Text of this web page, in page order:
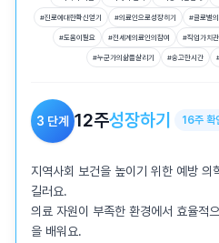
#진로에대한확신얻기 #의료인으로성장히기 #글로벌
#도움이필요 #전세계의료인의참여 #직업가치
#누군가의삶을살리기 #숭고한시간
3 단계 12주성장하기 16주 확
지역사회 보건을 높이기 위한 예방 의
길러요.
의료 자원이 부족한 환경에서 효율적
을 배워요.